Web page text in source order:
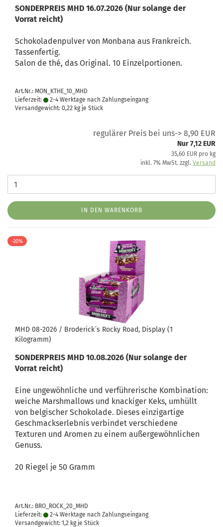
SONDERPREIS MHD 16.07.2026 (Nur solange der
Vorrat reicht)
Schokoladenpulver von Monbana aus Frankreich.
Tassenfertig.
Salon de thé, das Original. 10 Einzelportionen.
Art.Nr.: MON_KTHE_10_MHD
Lieferzeit:
2-4 Werktage nach Zahlungseingang
Versandgewicht: 0,22 kg je Stück
regulärer Preis bei uns-> 8,90 EUR
Nur 7,12 EUR
35,60 EUR pro kg
inkl. 7% MwSt. zzgl. Versand
IN DEN WARENKORB
-30%
MHD 08-2026 / Broderick´s Rocky Road, Display (1
Kilogramm)
SONDERPREIS MHD 10.08.2026 (Nur solange der
Vorrat reicht)
Eine ungewöhnliche und verführerische Kombination:
weiche Marshmallows und knackiger Keks, umhüllt
von belgischer Schokolade. Dieses einzigartige
Geschmackserlebnis verbindet verschiedene
Texturen und Aromen zu einem außergewöhnlichen
Genuss.
20 Riegel je 50 Gramm
Art.Nr.: BRO_ROCK_20_MHD
Lieferzeit:
2-4 Werktage nach Zahlungseingang
Versandgewicht: 1,2 kg je Stück